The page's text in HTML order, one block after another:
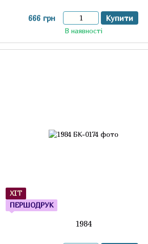
666 грн Купити
В наявності
ХІТ
ПЕРШОДРУК
1984